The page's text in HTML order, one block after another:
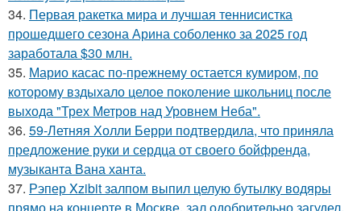
34. Первая ракетка мира и лучшая теннисистка
прошедшего сезона Арина соболенко за 2025 год
заработала $30 млн.
35. Марио касас по-прежнему остается кумиром, по
которому вздыхало целое поколение школьниц после
выхода "Трех Метров над Уровнем Неба".
36. 59-Летняя Холли Берри подтвердила, что приняла
предложение руки и сердца от своего бойфренда,
музыканта Вана ханта.
37. Рэпер Xzibit залпом выпил целую бутылку водяры